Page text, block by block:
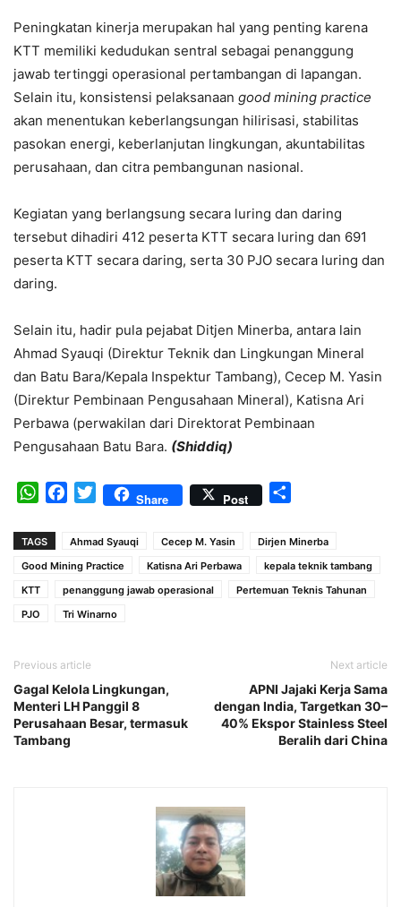
Peningkatan kinerja merupakan hal yang penting karena
KTT memiliki kedudukan sentral sebagai penanggung
jawab tertinggi operasional pertambangan di lapangan.
Selain itu, konsistensi pelaksanaan good mining practice
akan menentukan keberlangsungan hilirisasi, stabilitas
pasokan energi, keberlanjutan lingkungan, akuntabilitas
perusahaan, dan citra pembangunan nasional.
Kegiatan yang berlangsung secara luring dan daring
tersebut dihadiri 412 peserta KTT secara luring dan 691
peserta KTT secara daring, serta 30 PJO secara luring dan
daring.
Selain itu, hadir pula pejabat Ditjen Minerba, antara lain
Ahmad Syauqi (Direktur Teknik dan Lingkungan Mineral
dan Batu Bara/Kepala Inspektur Tambang), Cecep M. Yasin
(Direktur Pembinaan Pengusahaan Mineral), Katisna Ari
Perbawa (perwakilan dari Direktorat Pembinaan
Pengusahaan Batu Bara. (Shiddiq)
WhatsAppFacebook
TwitterShare Post
TAGS Ahmad Syauqi Cecep M. Yasin
Dirjen Minerba
Good Mining Practice
Katisna Ari Perbawa
kepala teknik tambang
KTT
penanggung jawab operasional
Pertemuan Teknis Tahunan
PJO
Tri Winarno
Previous article
Gagal Kelola Lingkungan,
Menteri LH Panggil 8
Perusahaan Besar, termasuk
Tambang
Next article
APNI Jajaki Kerja Sama
dengan India, Targetkan 30–
40% Ekspor Stainless Steel
Beralih dari China